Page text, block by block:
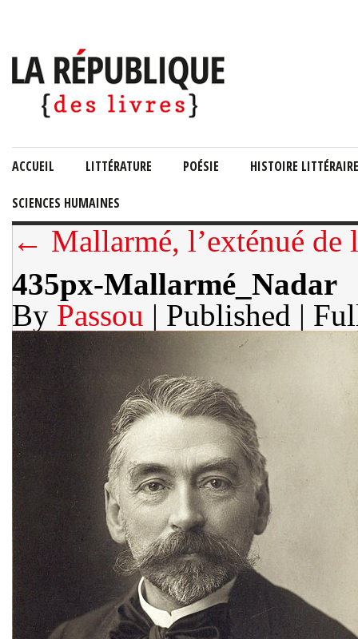
ACCUEIL LITTÉRATURE POÉSIE HISTOIRE LITTÉRAIRE
SCIENCES HUMAINES
← Mallarmé, l’exténué de
435px-Mallarmé_Nadar
By Passou | Published |